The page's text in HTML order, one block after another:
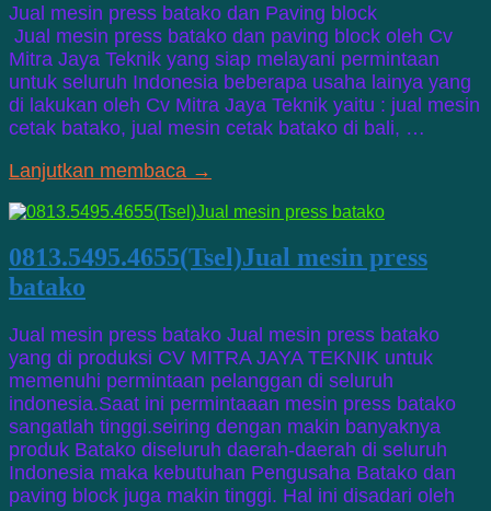
Jual mesin press batako dan Paving block
Jual mesin press batako dan paving block oleh Cv
Mitra Jaya Teknik yang siap melayani permintaan
untuk seluruh Indonesia beberapa usaha lainya yang
di lakukan oleh Cv Mitra Jaya Teknik yaitu : jual mesin
cetak batako, jual mesin cetak batako di bali, …
Lanjutkan membaca →
0813.5495.4655(Tsel)Jual mesin press
batako
Jual mesin press batako Jual mesin press batako
yang di produksi CV MITRA JAYA TEKNIK untuk
memenuhi permintaan pelanggan di seluruh
indonesia.Saat ini permintaaan mesin press batako
sangatlah tinggi.seiring dengan makin banyaknya
produk Batako diseluruh daerah-daerah di seluruh
Indonesia maka kebutuhan Pengusaha Batako dan
paving block juga makin tinggi. Hal ini disadari oleh